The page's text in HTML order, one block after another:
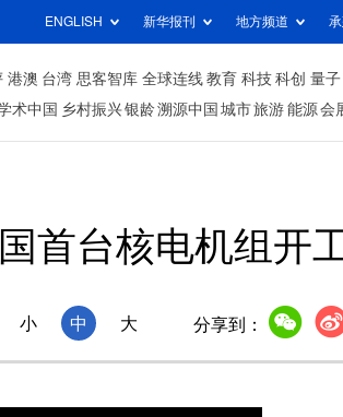
ENGLISH 新华报刊 地方频道
港澳 台湾 思客智库 全球连线 教育 科技 科创 量子
术中国 乡村振兴银龄溯源中国 城市旅游 能源 会
首台核电机组开
小 中 大 分享到：